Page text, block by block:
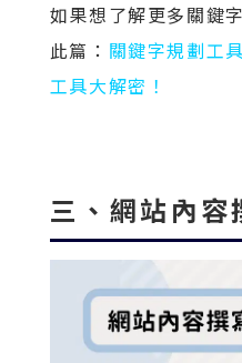
如果想了解更多關鍵
此篇： 關鍵字規劃工
工具大解密！
三、網站內容